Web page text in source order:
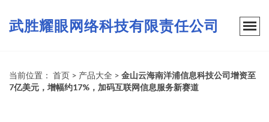
武胜耀眼网络科技有限责任公司
当前位置： 首页 > 产品大全 > 金山云海南洋浦信息科技公司增资至
7亿美元，增幅约17%，加码互联网信息服务新赛道